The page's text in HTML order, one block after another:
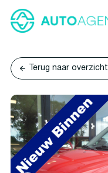
Terug naar overzicht